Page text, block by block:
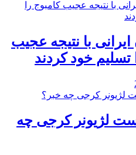
ایرانی با نتیجه عجیب
تسلیم خود کردند
لژیونر کرجی چه